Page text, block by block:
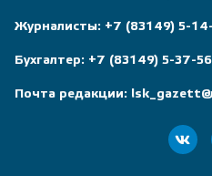
Журналисты: +7 (83149) 5-
Бухгалтер: +7 (83149) 5-37-56
Почта редакции: